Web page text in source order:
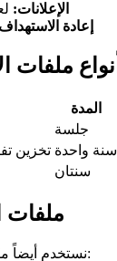
الإعلانات:
إعادة
3. أنواع
المدة
جلسة
تخزين سنة واحدة
سنتان
4.
نستخدم أيضاً ملفات ارتباط من خدمات أطراف ثالثة: